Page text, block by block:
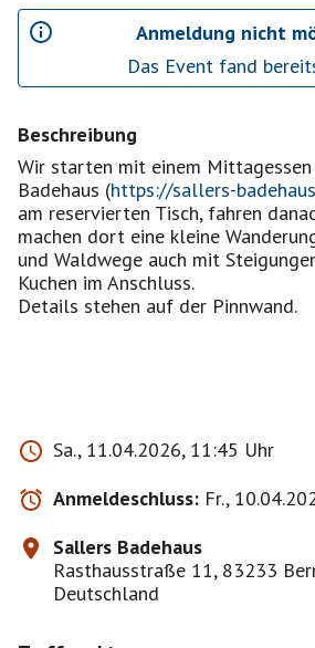
Anmeldung nicht
Das Event fand
Beschreibung
Wir starten mit einem
Badehaus (https://sallers-
am reservierten Tisch, fahren
machen dort eine kleine
und Waldwege auch mit
Kuchen im Anschluss.
Details stehen auf der Pinnwand.
Hunde sind willkommen, ich werde
mitnehmen. Jede(r) ist auch für die
seines Hundes selbst
Bitte habt dafür Verständnis, dass
und zuverlässige Personen
Auch auf der Warteliste rutscht
Sa., 11.04.2026, 11:45 Uhr
Anmeldeschluss: Fr.,
Sallers Badehaus
Rasthausstraße 11, 83233
Deutschland